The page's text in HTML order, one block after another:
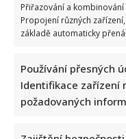
Přiřazování a
Propojení různých
základě automaticky
Používání přesných
Identifikace zařízení
požadovaných